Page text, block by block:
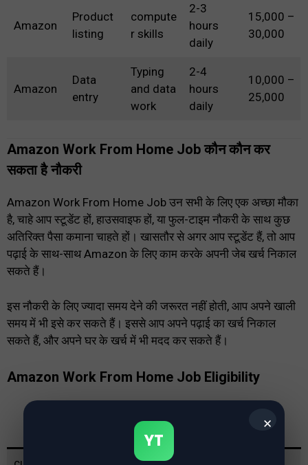
Amazon
Product
listing
compute
r skills
2-3
hours
daily
₹15,000 –
₹30,000
Amazon
Data
entry
Typing
and data
work
2-4
hours
daily
₹10,000 –
₹25,000
Amazon Work From Home Job कौन कौन कर
सकता है नौकरी
Amazon Work From Home Job उन सभी के लिए एक अच्छा मौका
है, चाहे आप स्टूडेंट हों, हाउसवाइफ हों, या फुल-टाइम नौकरी के साथ कुछ
अतिरिक्त पैसा कमाना चाहते हों। खासतौर से अगर आप स्टूडेंट हैं, तो आप
पढ़ाई के साथ-साथ Amazon के लिए काम करके अपनी जेब खर्च निकाल
सकते हैं।
इस नौकरी के लिए ज्यादा समय देने की जरूरत नहीं होती, आप अपने खाली
समय में भी इसे कर सकते हैं। इससे आप अपने पढ़ाई का खर्च निकाल
सकते हैं, और अपने घर के खर्च में भी मदद कर सकते हैं।
Amazon Work From Home Job Eligibility
आयु सीमा
✕
YT